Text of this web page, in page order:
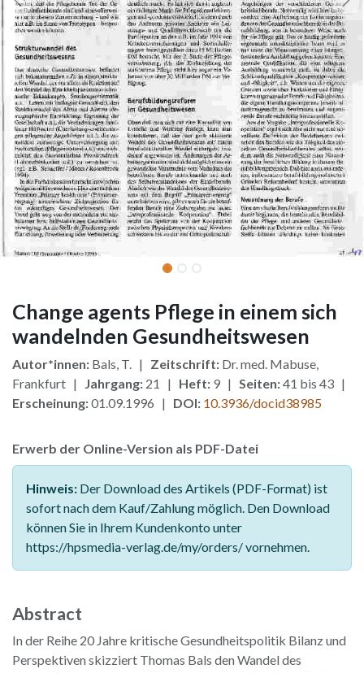
Change agents Pflege in einem sich
wandelnden Gesundheitswesen
Autor*innen: Bals, T. | Zeitschrift: Dr. med. Mabuse,
Frankfurt | Jahrgang: 21 | Heft: 9 | Seiten:41 bis 43 |
Erscheinung:01.09.1996 | DOI: 10.3936/docid38985
Erwerb der Online-Version als PDF-Datei
Hinweis: Der Download des Artikels (PDF-Format) ist
sofort nach dem Kauf/Zahlung möglich. Den Download
können Sie in Ihrem Kundenkonto unter
https://hpsmedia-verlag.de/my/orders/ vornehmen.
Abstract
In der Reihe 20 Jahre kritische Gesundheitspolitik Bilanz und
Perspektiven skizziert Thomas Bals den Wandel des